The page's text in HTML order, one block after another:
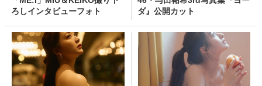
ろしインタビューフォト
ダ』公開カット